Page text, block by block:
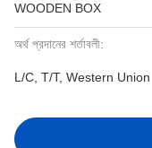
WOODEN BOX
অর্থ প্রদানের শর্তাবলী:
L/C, T/T, Western Union